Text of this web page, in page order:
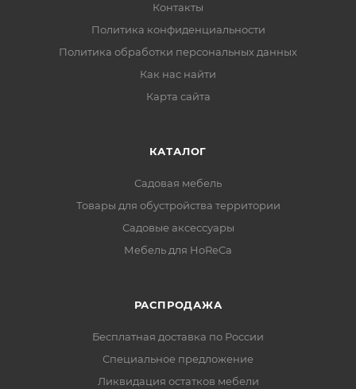
Контакты
Политика конфиденциальности
Политика обработки персональных данных
Как нас найти
Карта сайта
КАТАЛОГ
Садовая мебель
Товары для обустройства территории
Садовые аксессуары
Мебель для HoReCa
РАСПРОДАЖА
Бесплатная доставка по России
Специальное предложение
Ликвидация остатков мебели